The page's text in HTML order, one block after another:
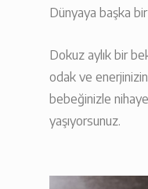
Dünyaya başka
Dokuz aylık bir
odak ve enerjinizin
bebeğinizle
yaşıyorsunuz.